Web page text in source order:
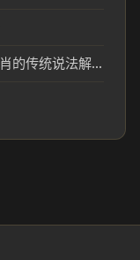
计功谋利是什么生肖_计功谋利对应生肖的传统说法解析